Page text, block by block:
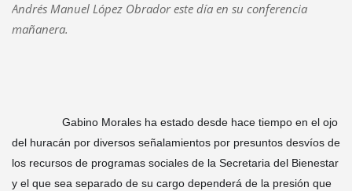
Andrés Manuel López Obrador este día en su conferencia
mañanera.
del huracán por diversos señalamientos por presuntos desvíos de
los recursos de programas sociales de la Secretaria del Bienestar
y el que sea separado de su cargo dependerá de la presión que